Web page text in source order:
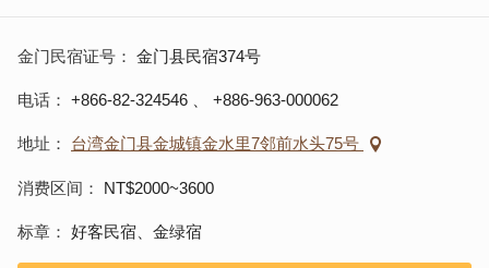
金门民宿证号 金门县民宿374号
电话 +866-82-324546 +886-963-000062
地址 台湾金门县金城镇金水里7邻前水头75号
消费区间 NT$2000~3600
标章 好客民宿、金绿宿